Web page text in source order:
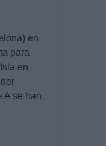
en
para
en
A se han